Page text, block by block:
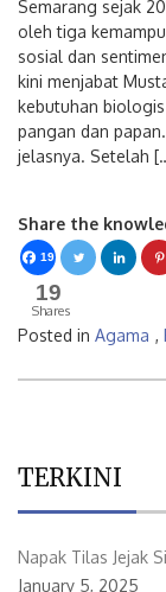
Semarang sejak
oleh tiga
sosial dan
kini menjabat
kebutuhan
pangan dan
jelasnya. Setelah
Share the
19
19
Agama ,
TERKINI
Napak Tilas Jejak